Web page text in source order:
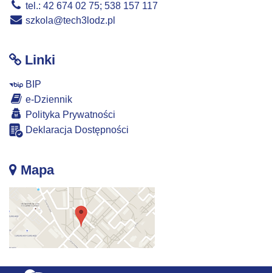
tel.: 42 674 02 75; 538 157 117
szkola@tech3lodz.pl
Linki
BIP
e-Dziennik
Polityka Prywatności
Deklaracja Dostępności
Mapa